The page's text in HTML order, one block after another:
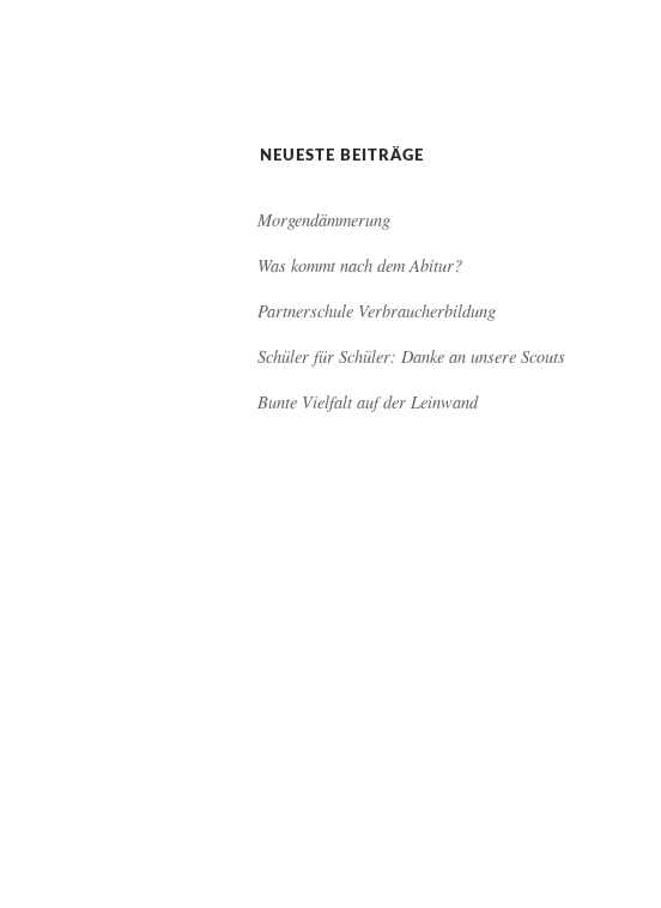
NEUESTE BEITRÄGE
Morgendämmerung
Was kommt nach dem Abitur?
Partnerschule Verbraucherbildung
Schüler für Schüler: Danke an unsere Scouts
Bunte Vielfalt auf der Leinwand